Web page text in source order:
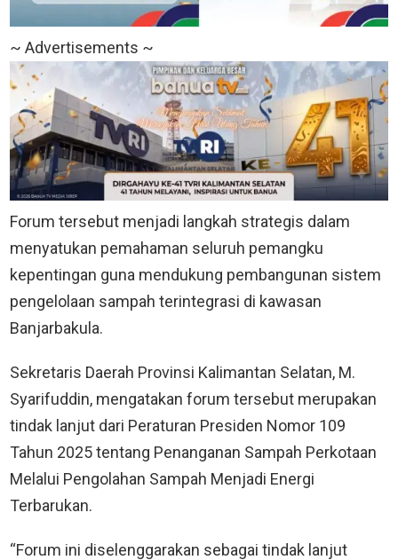
~ Advertisements ~
Forum tersebut menjadi langkah strategis dalam
menyatukan pemahaman seluruh pemangku
kepentingan guna mendukung pembangunan sistem
pengelolaan sampah terintegrasi di kawasan
Banjarbakula.
Sekretaris Daerah Provinsi Kalimantan Selatan, M.
Syarifuddin, mengatakan forum tersebut merupakan
tindak lanjut dari Peraturan Presiden Nomor 109
Tahun 2025 tentang Penanganan Sampah Perkotaan
Melalui Pengolahan Sampah Menjadi Energi
Terbarukan.
“Forum ini diselenggarakan sebagai tindak lanjut